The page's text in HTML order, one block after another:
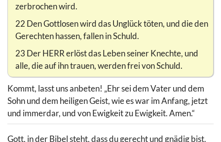
zerbrochen wird.
22 Den Gottlosen wird das Unglück töten, und die den
Gerechten hassen, fallen in Schuld.
23 Der HERR erlöst das Leben seiner Knechte, und
alle, die auf ihn trauen, werden frei von Schuld.
Kommt, lasst uns anbeten! „Ehr sei dem Vater und dem
Sohn und dem heiligen Geist, wie es war im Anfang, jetzt
und immerdar, und von Ewigkeit zu Ewigkeit. Amen.“
Gott, in der Bibel steht, dass du gerecht und gnädig bist.